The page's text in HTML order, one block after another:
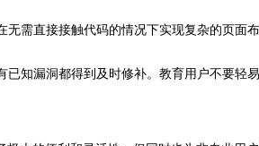
需直接接触代码的情况下实现复杂的页面
知漏洞都得到及时修补。教育用户不要轻